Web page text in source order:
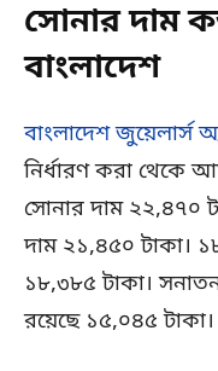
সোনার দাম
বাংলাদেশ
বাংলাদেশ জুয়েলার্স
নির্ধারণ করা থেকে
সোনার দাম ২২,৪৭০
দাম ২১,৪৫০ টাকা।
১৮,৩৮৫ টাকা।
রয়েছে ১৫,০৪৫ টাকা।